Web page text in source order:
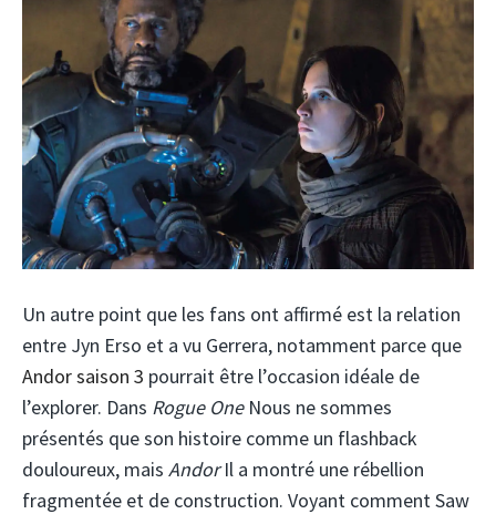
Un autre point que les fans ont affirmé est la relation
entre Jyn Erso et a vu Gerrera, notamment parce que
Andor saison 3 pourrait être l’occasion idéale de
l’explorer. Dans Rogue OneNous ne sommes
présentés que son histoire comme un flashback
douloureux, mais AndorIl a montré une rébellion
fragmentée et de construction. Voyant comment Saw